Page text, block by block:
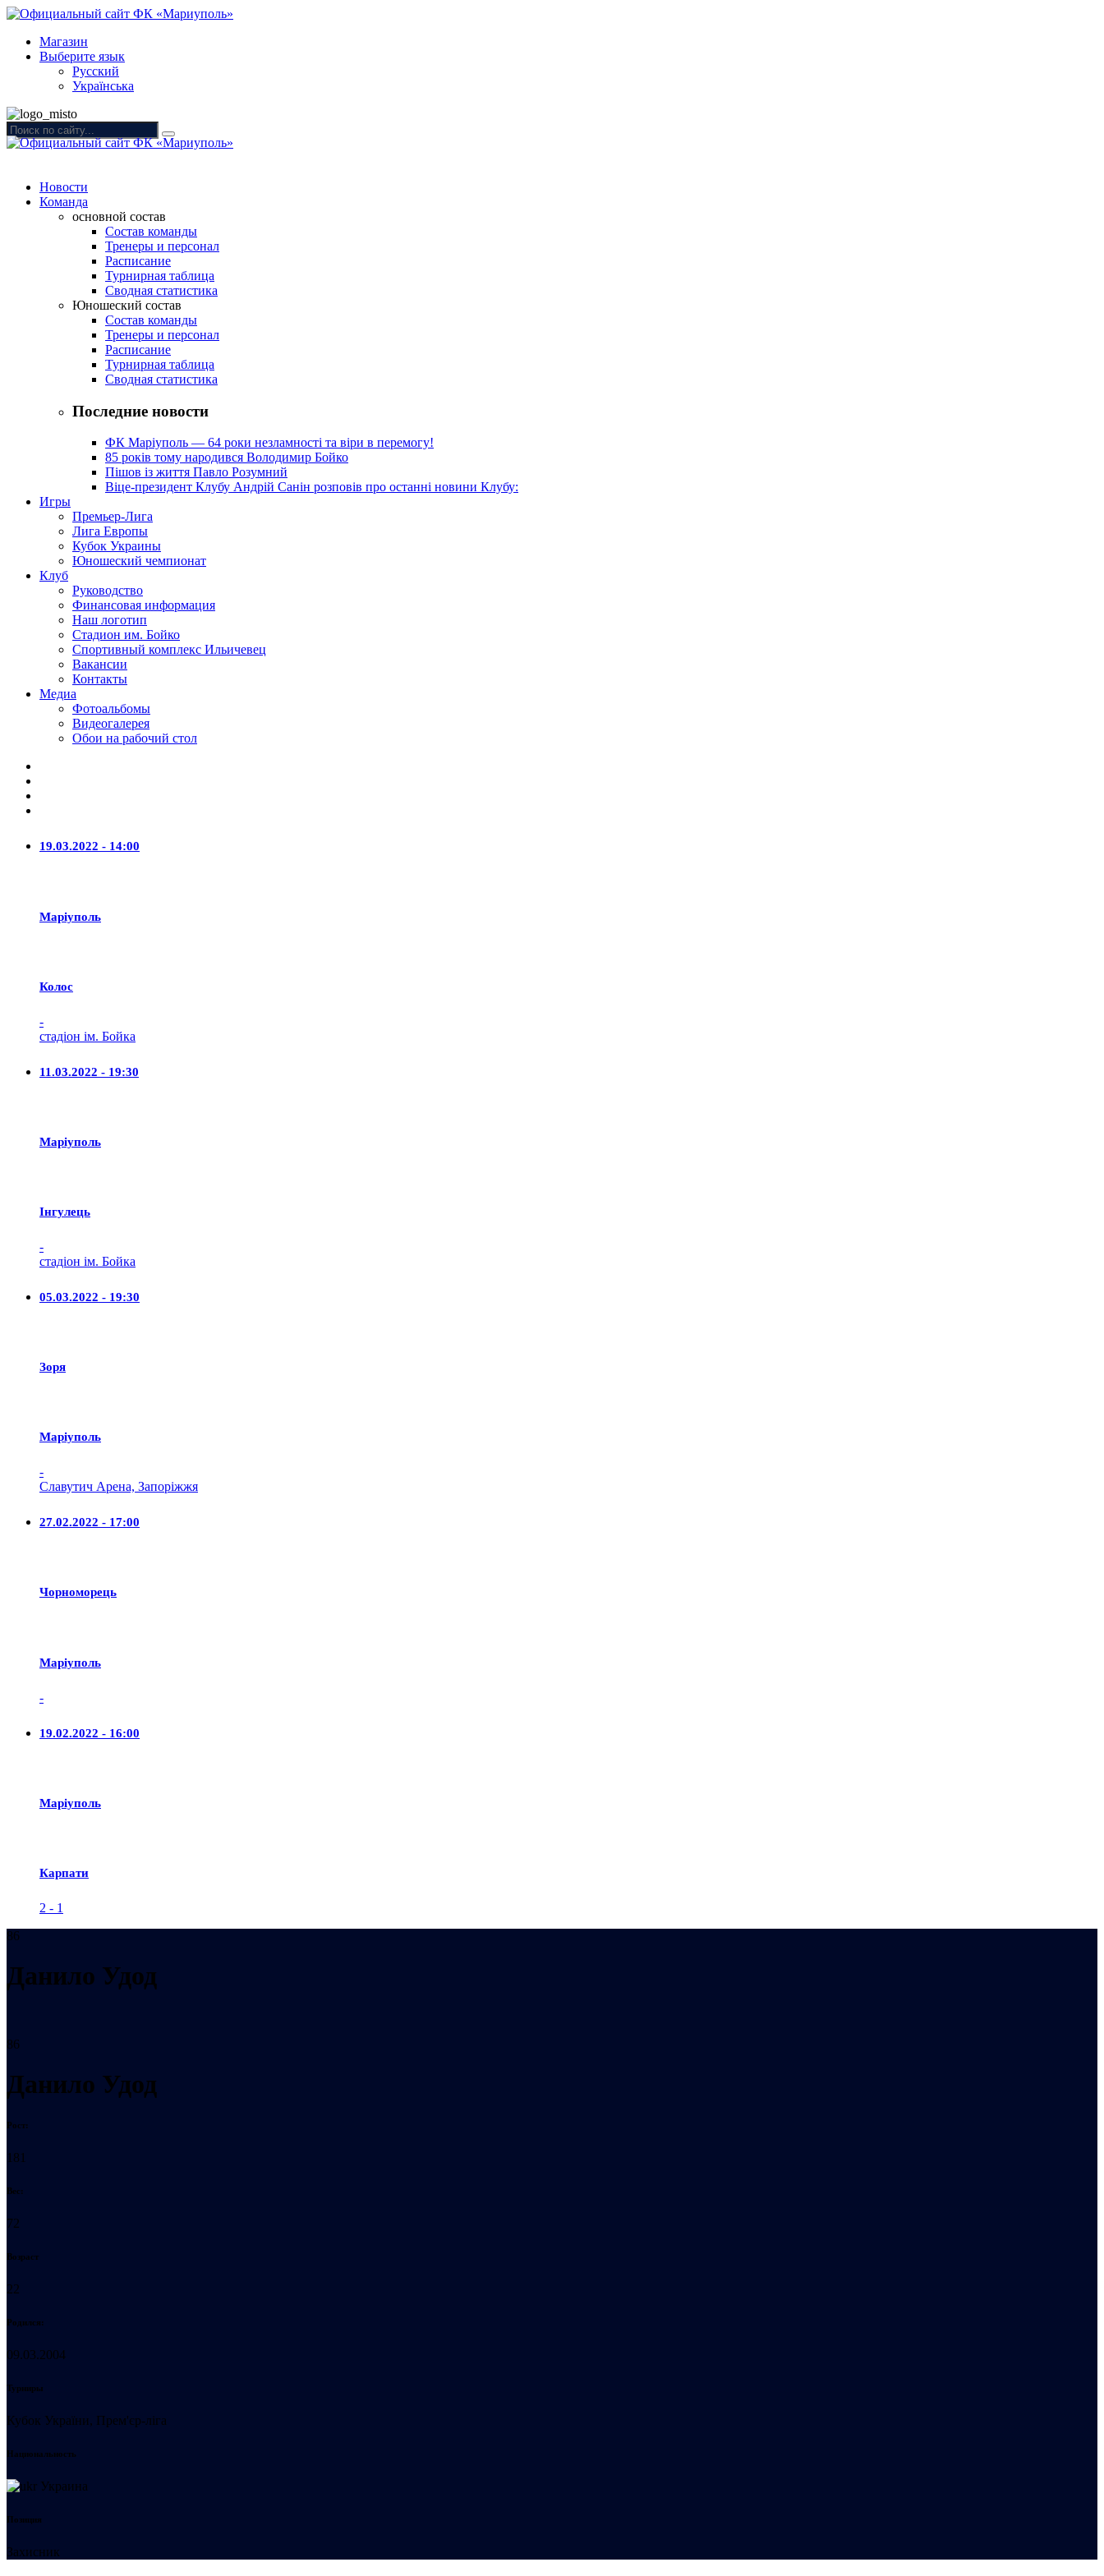
Магазин
Выберите язык
Русский
Українська
Новости
Команда
основной состав
Состав команды
Тренеры и персонал
Расписание
Турнирная таблица
Сводная статистика
Юношеский состав
Состав команды
Тренеры и персонал
Расписание
Турнирная таблица
Сводная статистика
Последние новости
ФК Маріуполь — 64 роки незламності та віри в перемогу!
85 років тому народився Володимир Бойко
Пішов із життя Павло Розумний
Віце-президент Клубу Андрій Санін розповів про останні новини Клубу:
Игры
Премьер-Лига
Лига Европы
Кубок Украины
Юношеский чемпионат
Клуб
Руководство
Финансовая информация
Наш логотип
Стадион им. Бойко
Спортивный комплекс Ильичевец
Вакансии
Контакты
Медиа
Фотоальбомы
Видеогалерея
Обои на рабочий стол
19.03.2022 - 14:00
Маріуполь
Колос
-
стадіон ім. Бойка
11.03.2022 - 19:30
Маріуполь
Iнгулець
-
стадіон ім. Бойка
05.03.2022 - 19:30
Зоря
Маріуполь
-
Славутич Арена, Запоріжжя
27.02.2022 - 17:00
Чорноморець
Маріуполь
-
19.02.2022 - 16:00
Маріуполь
Карпати
2 - 1
86
Данило Удод
86
Данило Удод
Рост:
181
Вес:
72
Возраст
22
Родился:
09.03.2004
Турниры
Кубок України, Прем'єр-ліга
Национальность
Украина
Позиция
Захисник